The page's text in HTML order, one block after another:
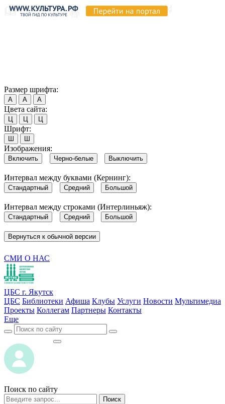
Размер шрифта:
А А А
Цвета сайта:
Ц Ц Ц
Шрифт:
Ш Ш
Изображения:
Включить Черно-белые Выключить
Интервал между буквами (Кернинг):
Стандартный Средний Большой
Интервал между строками (Интерлиньяж):
Стандартный Средний Большой
Вернуться к обычной версии
СМИ О НАС
ЦБС г. Якутск
ЦБС Библиотеки Афиша Клубы Услуги Новости Мультимедиа
Проекты Коллегам Партнеры Контакты
Еще
Поиск по сайту
Поиск